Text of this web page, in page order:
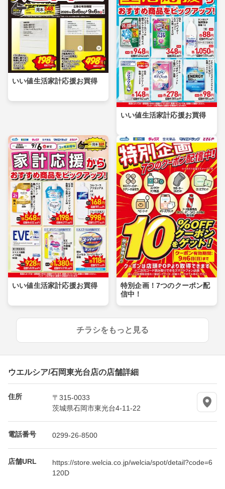
いい値生活家計応援お買得
いい値生活家計応援お買得
いい値生活家計応援お買得
特別企画！7つのクーポン配
信中！
チラシをもっと見る
ウエルシア/石岡東光台店の店舗詳細
住所
〒315-0033
茨城県石岡市東光台4-11-22
電話番号 0299-26-8500
店舗URL
https://store.welcia.co.jp/welcia/spot/detail?code=6
120D